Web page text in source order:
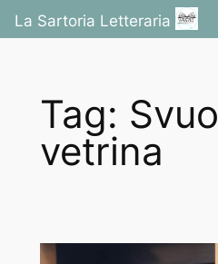
contenuto
Tag:
vetrina
La Sartoria Letteraria